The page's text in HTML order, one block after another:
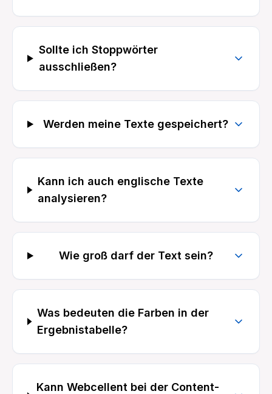
Sollte ich Stoppwörter
ausschließen?
Werden meine Texte gespeichert?
Kann ich auch englische Texte
analysieren?
Wie groß darf der Text sein?
Was bedeuten die Farben in der
Ergebnistabelle?
Kann Webcellent bei der Content-